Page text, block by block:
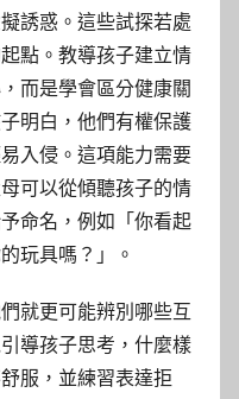
誘惑。這些試探若處
點。教導孩子建立情
而是學會區分健康關
明白，他們有權保護
入侵。這項能力需要
可以從傾聽孩子的情
命名，例如「你看起
玩具嗎？」。
就更可能辨別哪些互
導孩子思考，什麼樣
服，並練習表達拒